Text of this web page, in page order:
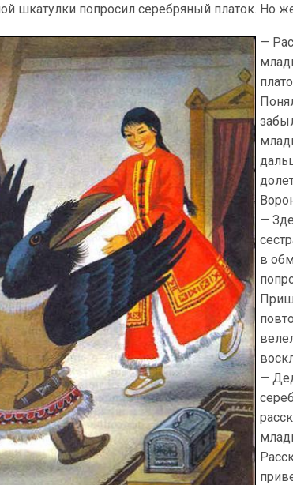
шкатулки попросил серебряный платок. Но
—
—
в
—